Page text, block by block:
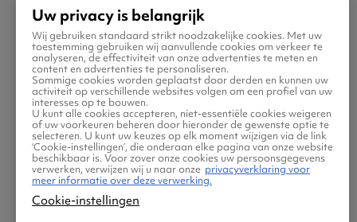
Zuid-Amerika. Turkish Airlines is Ã©Ã©n van
de grootste maatschappijen ter wereld wat
betreft het aantal bestemmingen. Meer dan 40
miljoen trouwe klanten bedient zij per jaar.
Miles & Smiles
Dit is de naam van de getrouwheidskaart voor
terugkerende reizigers. Als lid van Star
Alliance tikken de mijlen van de partners van
Uw privacy is belangrijk
Wij gebruiken standaard strikt noodzakelijke cookies. Met uw
toestemming gebruiken wij aanvullende cookies om verkeer te
analyseren, de effectiviteit van onze advertenties te meten en
content en advertenties te personaliseren.
Sommige cookies worden geplaatst door derden en kunnen uw
activiteit op verschillende websites volgen om een profiel van uw
interesses op te bouwen.
U kunt alle cookies accepteren, niet-essentiële cookies weigeren
of uw voorkeuren beheren door hieronder de gewenste optie te
selecteren. U kunt uw keuzes op elk moment wijzigen via de link
‘Cookie-instellingen’, die onderaan elke pagina van onze website
beschikbaar is. Voor zover onze cookies uw persoonsgegevens
verwerken, verwijzen wij u naar onze privacyverklaring voor
meer informatie over deze verwerking.
Cookie-instellingen